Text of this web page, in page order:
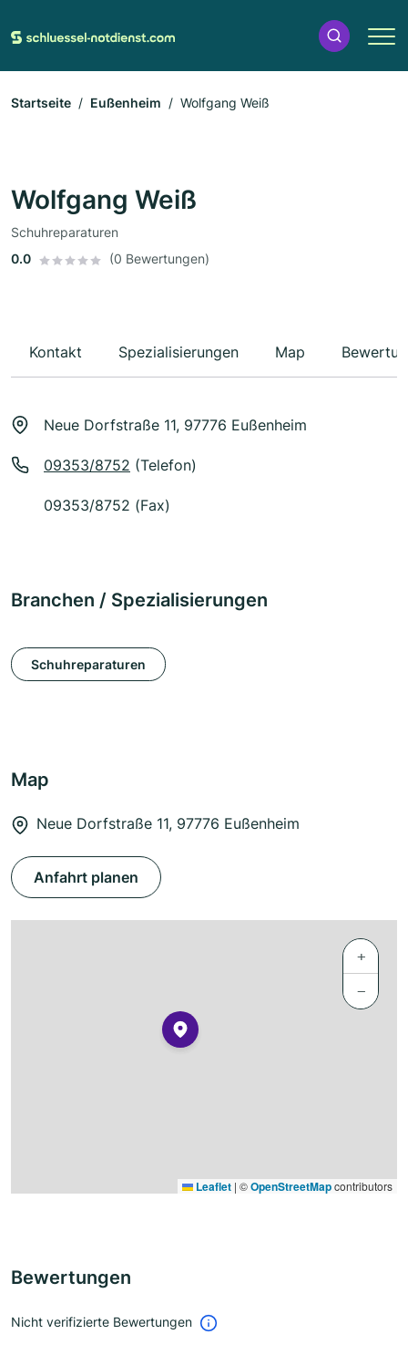
Startseite Eußenheim Wolfgang Weiß
Wolfgang Weiß
Schuhreparaturen
0.0
(0 Bewertungen)
Kontakt Spezialisierungen Map
Neue Dorfstraße 11, 97776 Eußenheim
09353/8752 (Telefon)
09353/8752 (Fax)
Branchen / Spezialisierungen
Schuhreparaturen
Map
Neue Dorfstraße 11, 97776 Eußenheim
Anfahrt planen
+
−
Leaflet | ©OpenStreetMapcontributors
Bewertungen
Nicht verifizierte Bewertungen